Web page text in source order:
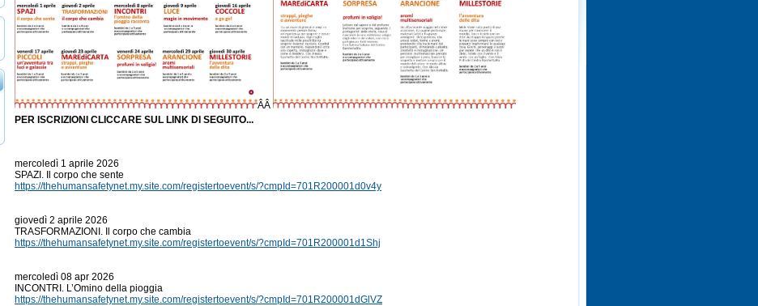
ÂÂ
PER ISCRIZIONI CLICCARE SUL LINK DI SEGUITO...
mercoledì 1 aprile 2026
SPAZI. Il corpo che sente
https://thehumansafetynet.my.site.com/registertoevent/s/?cmpId=701R200001d0v4y
giovedì 2 aprile 2026
TRASFORMAZIONI. Il corpo che cambia
https://thehumansafetynet.my.site.com/registertoevent/s/?cmpId=701R200001d1Shj
mercoledì 08 apr 2026
INCONTRI. L’Omino della pioggia
https://thehumansafetynet.my.site.com/registertoevent/s/?cmpId=701R200001dGlVZ